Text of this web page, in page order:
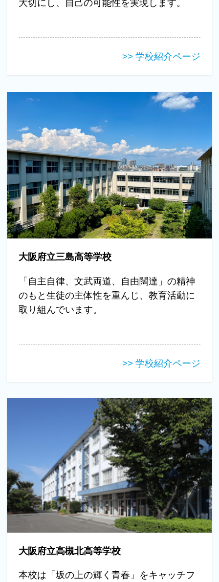
大切にし、自己の可能性を実現します。
>> 学校紹介ページ
大阪府立三島高等学校
「自主自律、文武両道、自由闊達」の精神
のもと生徒の主体性を重んじ、教育活動に
取り組んでいます。
>> 学校紹介ページ
大阪府立高槻北高等学校
本校は「坂の上の輝く青春」をキャッチフ